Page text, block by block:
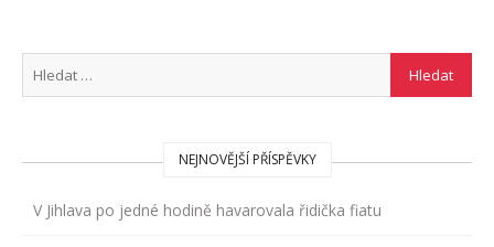
NEJNOVĚJŠÍ PŘÍSPĚVKY
V Jihlava po jedné hodině havarovala řidička fiatu